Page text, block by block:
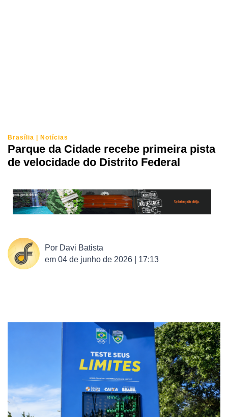
Brasília | Notícias
Parque da Cidade recebe primeira pista
de velocidade do Distrito Federal
Por Davi Batista
em 04 de junho de 2026 | 17:13